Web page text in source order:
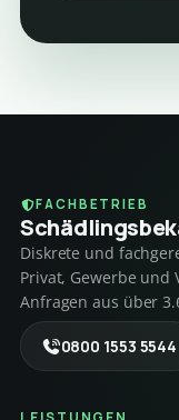
FACHBETRIEB
Diskrete und
Privat, Gewerbe und
Anfragen aus über
0800 1553 5544